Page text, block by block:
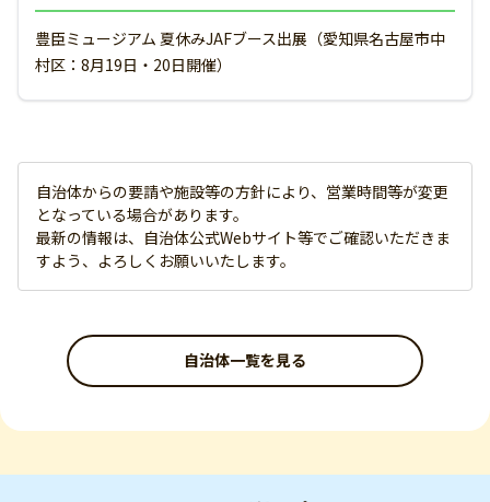
豊臣ミュージアム 夏休みJAFブース出展（愛知県名古屋市中
村区：8月19日・20日開催）
自治体からの要請や施設等の方針により、営業時間等が変更
となっている場合があります。
最新の情報は、自治体公式Webサイト等でご確認いただきま
すよう、よろしくお願いいたします。
自治体一覧を見る